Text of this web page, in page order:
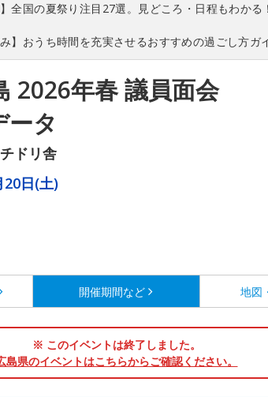
】全国の夏祭り注目27選。見どころ・日程もわかる！
み】おうち時間を充実させるおすすめの過ごし方ガ
2026年春 議員面会
タ
ドリ舎
20日(土)
開催期間など 地図
※ このイベントは終了しました。
島県のイベントはこちらからご確認ください。